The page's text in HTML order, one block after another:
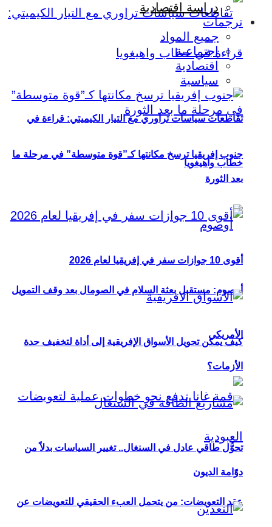
تقاطعات سياسات تراوري مع التيار الكيميتي: قراءة في
خطاب واهيغويا
أوصوم: مستقبل بعثة السلام في الصومال بعد وقف التمويل
الأمريكي
عقد التعويضات: من يتحمل العبء الحقيقي للتعويضات عن
دراسة اقتصادية
ترجمات
جميع المواد
اجتماعية
اقتصادية
سياسية
جنوب إفريقيا ترسخ مكانتها كـ”قوة متوسطة” في مرحلة ما
بعد الثورة
أقوى 10 جوازات سفر في إفريقيا لعام 2026
كيف يمكن تحويل الأسواق الإفريقية إلى أداة لتخفيف حدة
الأزمات؟
تحوُّل طاقي عادل في السنغال.. تغيير السياسات بدلاً من
دوّامة الديون